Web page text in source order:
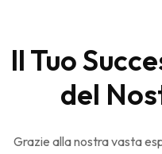
Il Tuo
del
Grazie alla nostra vasta